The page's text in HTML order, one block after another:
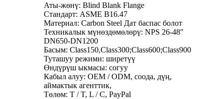
Аты-жөнү: Blind Blank Flange
Стандарт: ASME B16.47
Материал: Carbon Steel Дат баспас болот
Техникалык мүнөздөмөлөрү: NPS 26-48"
DN650-DN1200
Басым: Class150,Class300;Class600;Class900
Туташуу режими: ширетүү
Өндүрүш ыкмасы: согуу
Кабыл алуу: OEM / ODM, соода, дүң,
аймактык агенттик,
Төлөм: T / T, L / C, PayPal